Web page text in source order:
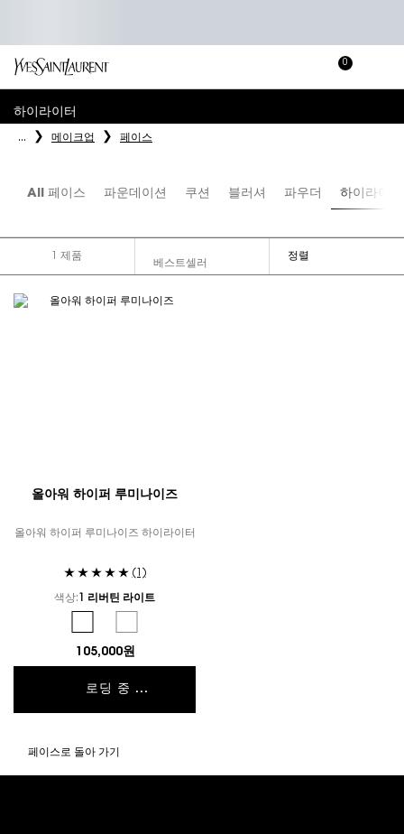
바
0
하이라이터
... 메이크업 페이스
All 페이스 파운데이션 쿠션 블러셔 파우더 하이라이터
1 제품 정렬
FILTER MENU
올아워 하이퍼 루미나이즈
올아워 하이퍼 루미나이즈 하이라이터
(1)
색상: 1 리버틴 라이트
105,000원
로딩 중 ...
페이스로 돌아 가기